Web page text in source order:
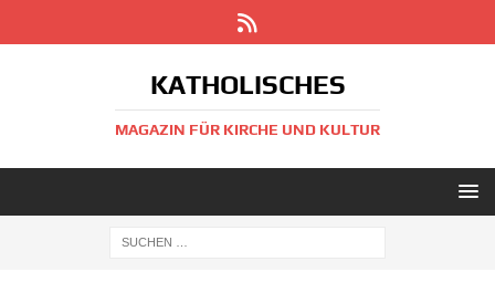
KATHOLISCHES
MAGAZIN FÜR KIRCHE UND KULTUR